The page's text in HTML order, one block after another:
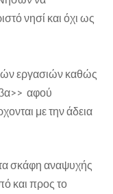
νησί και όχι ως
εργασιών καθώς
αφού
με την άδεια
σκάφη αναψυχής
και προς το